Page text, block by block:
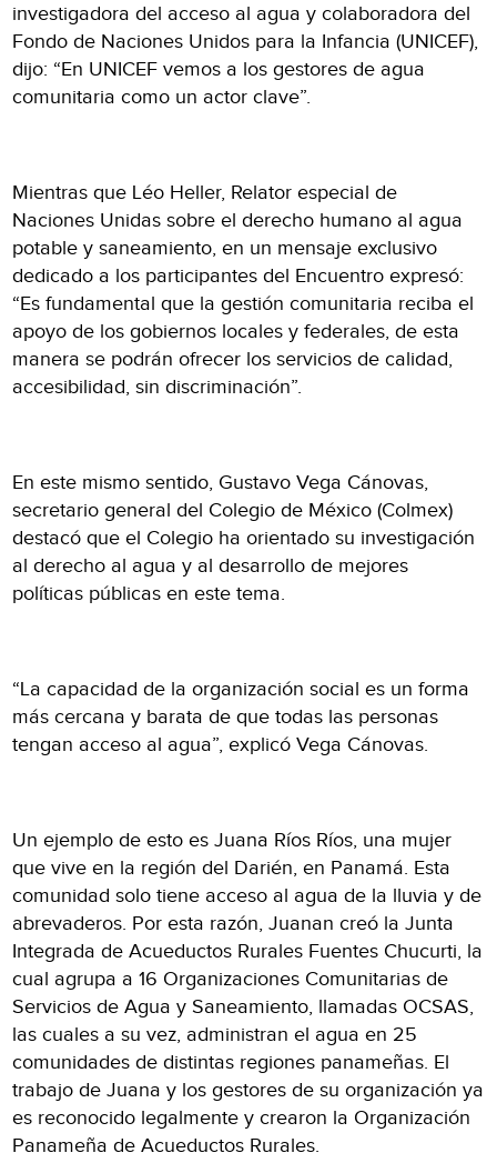
investigadora del acceso al agua y colaboradora del
Fondo de Naciones Unidos para la Infancia (UNICEF),
dijo: “En UNICEF vemos a los gestores de agua
comunitaria como un actor clave”.
Mientras que Léo Heller, Relator especial de
Naciones Unidas sobre el derecho humano al agua
potable y saneamiento, en un mensaje exclusivo
dedicado a los participantes del Encuentro expresó:
“Es fundamental que la gestión comunitaria reciba el
apoyo de los gobiernos locales y federales, de esta
manera se podrán ofrecer los servicios de calidad,
accesibilidad, sin discriminación”.
En este mismo sentido, Gustavo Vega Cánovas,
secretario general del Colegio de México (Colmex)
destacó que el Colegio ha orientado su investigación
al derecho al agua y al desarrollo de mejores
políticas públicas en este tema.
“La capacidad de la organización social es un forma
más cercana y barata de que todas las personas
tengan acceso al agua”, explicó Vega Cánovas.
Un ejemplo de esto es Juana Ríos Ríos, una mujer
que vive en la región del Darién, en Panamá. Esta
comunidad solo tiene acceso al agua de la lluvia y de
abrevaderos. Por esta razón, Juanan creó la Junta
Integrada de Acueductos Rurales Fuentes Chucurti, la
cual agrupa a 16 Organizaciones Comunitarias de
Servicios de Agua y Saneamiento, llamadas OCSAS,
las cuales a su vez, administran el agua en 25
comunidades de distintas regiones panameñas. El
trabajo de Juana y los gestores de su organización ya
es reconocido legalmente y crearon la Organización
Panameña de Acueductos Rurales.